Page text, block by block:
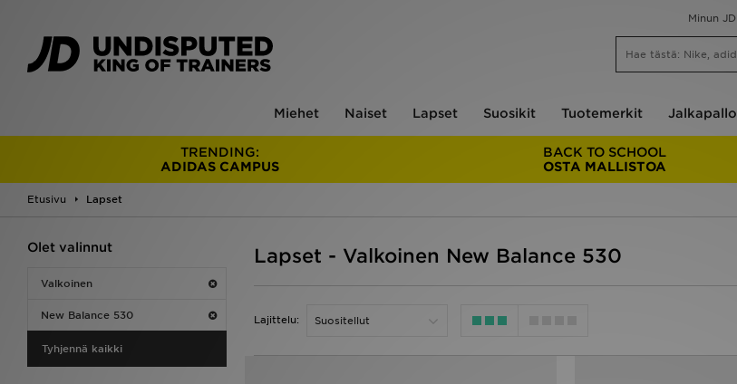
Minun JD
Miehet Naiset Lapset Suosikit Tuotemerkit Jalkapallo
TRENDING:
ADIDAS CAMPUS
BACK TO SCHOOL
OSTA MALLISTOA
Etusivu Lapset
Olet valinnut
Valkoinen
New Balance 530
Tyhjennä kaikki
Lapset - Valkoinen New Balance 530
Lajittelu: